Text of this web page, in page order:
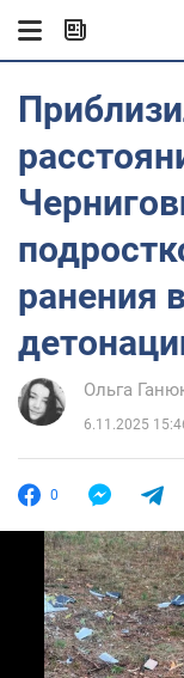
ранения
Ольга
6.11.2025
0